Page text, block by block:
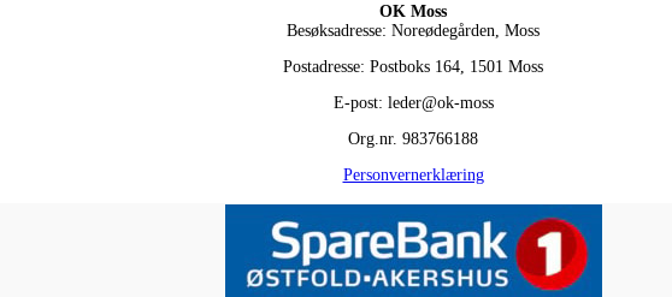
OK Moss
Besøksadresse: Noreødegården, Moss
Postadresse: Postboks 164, 1501 Moss
E-post: leder@ok-moss
Org.nr. 983766188
Personvernerklæring